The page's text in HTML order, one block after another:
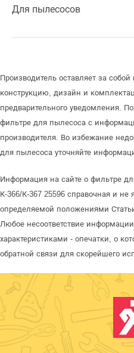
Для пылесосов
Производитель оставляет за
конструкцию, дизайн и
предварительного уведомления.
фильтре для пылесоса с
производителя. Во избежание
для пылесоса уточняйте
Информация на сайте о фильтре
К-366/К-367 25596 справочная и не
определяемой положениями
Любое несоответствие
характеристиками - опечатки, о
обратной связи для скорейшего